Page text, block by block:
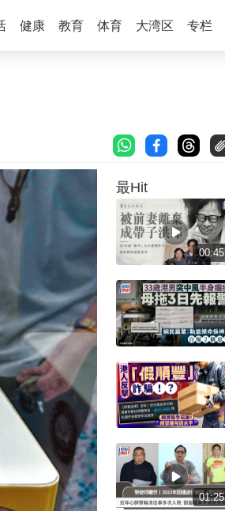
健康 教育 体育 大湾区 专栏
最Hit
00:45
01:25